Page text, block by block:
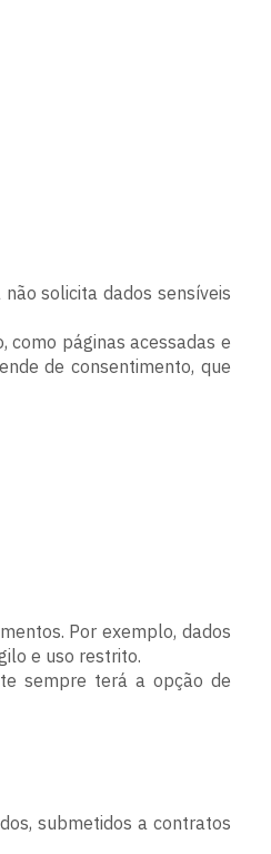
solicita dados sensíveis
páginas acessadas e
de consentimento, que
Por exemplo, dados
e uso restrito.
sempre terá a opção de
submetidos a contratos